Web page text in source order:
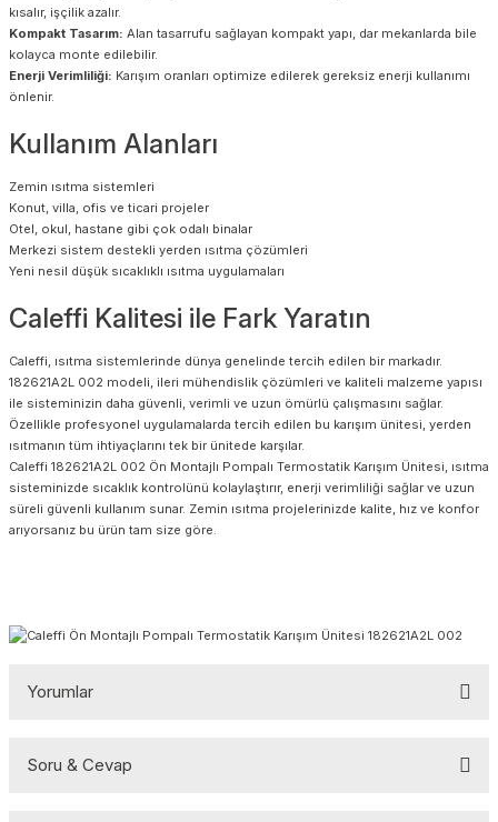
kısalır, işçilik azalır.
Kompakt Tasarım: Alan tasarrufu sağlayan kompakt yapı, dar mekanlarda bile
kolayca monte edilebilir.
Enerji Verimliliği: Karışım oranları optimize edilerek gereksiz enerji kullanımı
önlenir.
Kullanım Alanları
Zemin ısıtma sistemleri
Konut, villa, ofis ve ticari projeler
Otel, okul, hastane gibi çok odalı binalar
Merkezi sistem destekli yerden ısıtma çözümleri
Yeni nesil düşük sıcaklıklı ısıtma uygulamaları
Caleffi Kalitesi ile Fark Yaratın
Caleffi, ısıtma sistemlerinde dünya genelinde tercih edilen bir markadır.
182621A2L 002 modeli, ileri mühendislik çözümleri ve kaliteli malzeme yapısı
ile sisteminizin daha güvenli, verimli ve uzun ömürlü çalışmasını sağlar.
Özellikle profesyonel uygulamalarda tercih edilen bu karışım ünitesi, yerden
ısıtmanın tüm ihtiyaçlarını tek bir ünitede karşılar.
Caleffi 182621A2L 002 Ön Montajlı Pompalı Termostatik Karışım Ünitesi, ısıtma
sisteminizde sıcaklık kontrolünü kolaylaştırır, enerji verimliliği sağlar ve uzun
süreli güvenli kullanım sunar. Zemin ısıtma projelerinizde kalite, hız ve konfor
arıyorsanız bu ürün tam size göre.
Yorumlar
Soru & Cevap